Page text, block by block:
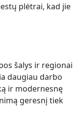
plėtrai, kad jie
šalys ir regionai
daugiau darbo
ir modernesnę
geresnį tiek